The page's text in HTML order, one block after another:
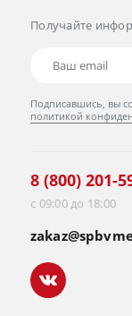
Получайте
Подписавшись, вы
политикой
8 (800) 201-
с 09:00 до 18:00